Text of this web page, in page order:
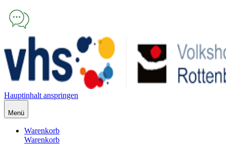
Hauptinhalt anspringen
Menü
Warenkorb
Warenkorb